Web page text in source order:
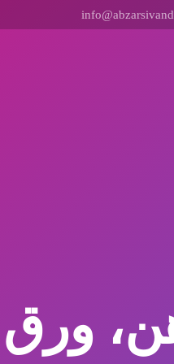
ورق